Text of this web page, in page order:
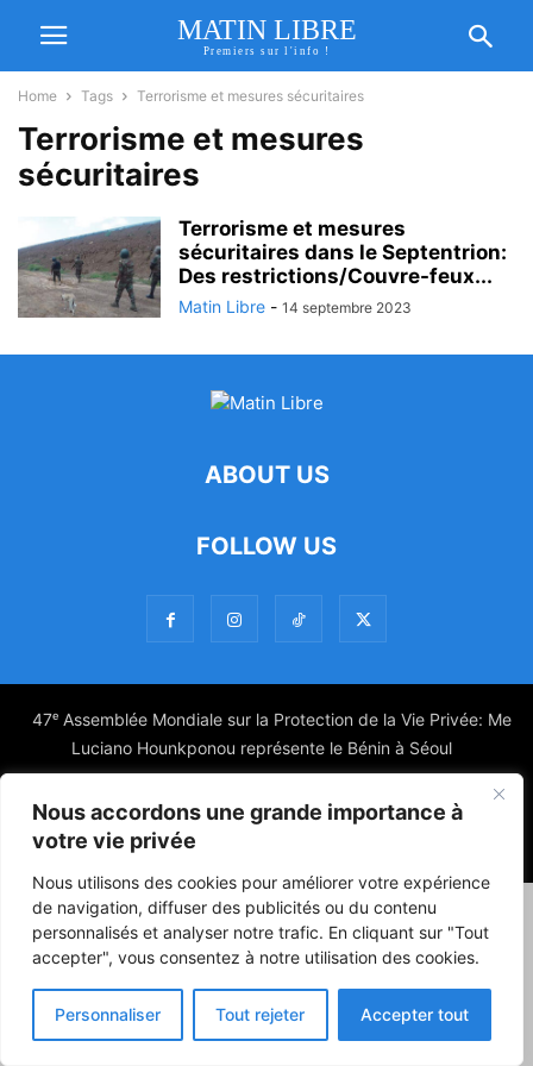
Nous accordons une grande importance à
votre vie privée
Nous utilisons des cookies pour améliorer votre expérience
de navigation, diffuser des publicités ou du contenu
personnalisés et analyser notre trafic. En cliquant sur "Tout
accepter", vous consentez à notre utilisation des cookies.
Personnaliser Tout rejeter Accepter tout
MATIN LIBRE
Premiers sur l'info !
Home Tags Terrorisme et mesures sécuritaires
Terrorisme et mesures
sécuritaires
Terrorisme et mesures
sécuritaires dans le Septentrion:
Des restrictions/Couvre-feux...
Matin Libre - 14 septembre 2023
ABOUT US
FOLLOW US
47ᵉ Assemblée Mondiale sur la Protection de la Vie Privée: Me
Luciano Hounkponou représente le Bénin à Séoul
© Powered by digitXplus Francophone